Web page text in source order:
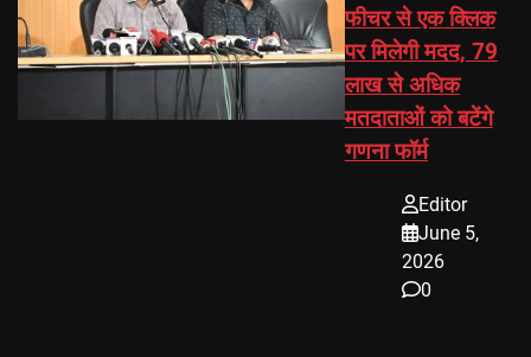
फीचर से एक क्लिक
पर मिलेगी मदद, 79
लाख से अधिक
मतदाताओं को बटेंगे
गणना फॉर्म
Editor
June 5,
2026
0